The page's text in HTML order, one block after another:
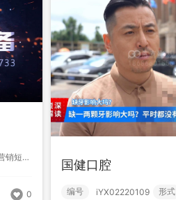
HBlxr鑫胜铁塔
？！ 营销短视频; 高级款; 机械设备; 特效包装...
0
国健口腔
编号 iYX02220109 形式